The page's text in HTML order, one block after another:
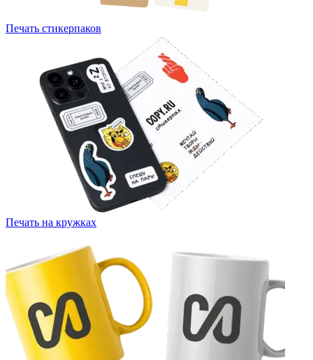
Печать стикерпаков
Печать на кружках